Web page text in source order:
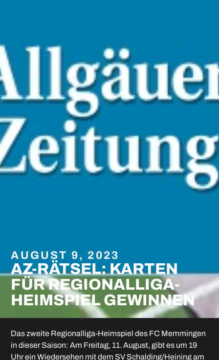
AUGUST 9, 2023
AZ-RÄTSEL: KARTEN
FÜR REGIONALLIGA-
HEIMSPIEL GEWINNEN
Das zweite Regionalliga-Heimspiel des FC Memmingen
in dieser Saison: Am Freitag, 11. August, gibt es um 19
Uhr ein Wiedersehen mit dem SV Schalding/Heining am